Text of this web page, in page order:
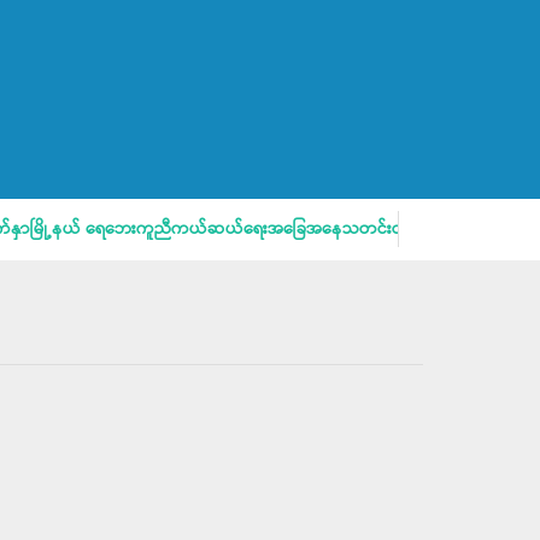
မြို့နယ် ရေဘေးကူညီကယ်ဆယ်ရေးအခြေအနေသတင်းထုတ်ပြန်ခြင်း